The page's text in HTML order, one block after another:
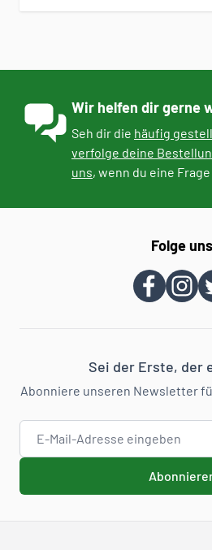
Wir helfen dir gerne
Seh dir die häufig
verfolge deine
uns, wenn du eine Frage
Folge uns
Sei der Erste, der
Abonniere unseren Newsletter
E-Mail-Adresse